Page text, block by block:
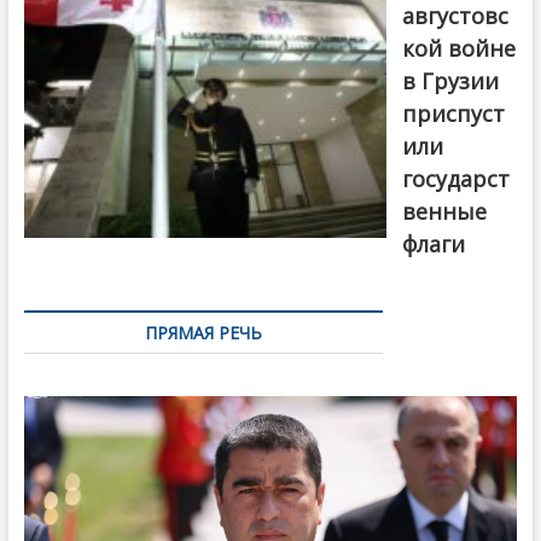
августовс
кой войне
в Грузии
приспуст
или
государст
венные
флаги
ПРЯМАЯ РЕЧЬ